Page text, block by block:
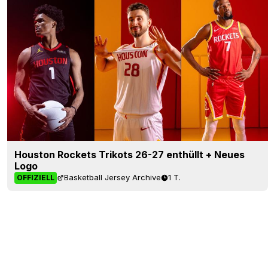
Houston Rockets Trikots 26-27 enthüllt + Neues
Logo
OFFIZIELL Basketball Jersey Archive 1 T.